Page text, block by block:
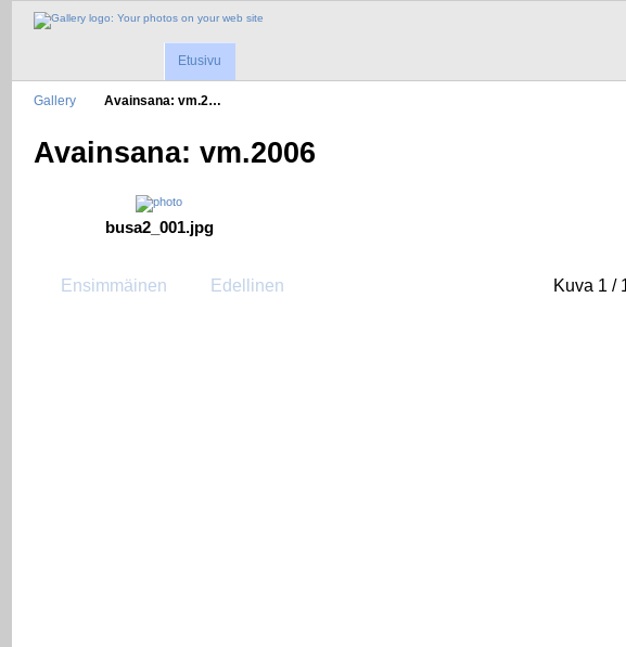
Etusivu
Gallery Avainsana: vm.2…
Avainsana: vm.2006
busa2_001.jpg
Ensimmäinen Edellinen Kuva 1 /